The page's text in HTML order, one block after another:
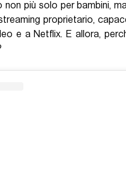
non più solo per bambini,
proprietario,
e a Netflix. E allora,